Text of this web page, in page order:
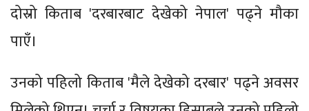
दोस्रो किताब 'दरबारबाट देखेको नेपाल' पढ्ने मौका
पाएँ।
उनको पहिलो किताब 'मैले देखेको दरबार' पढ्ने अवसर